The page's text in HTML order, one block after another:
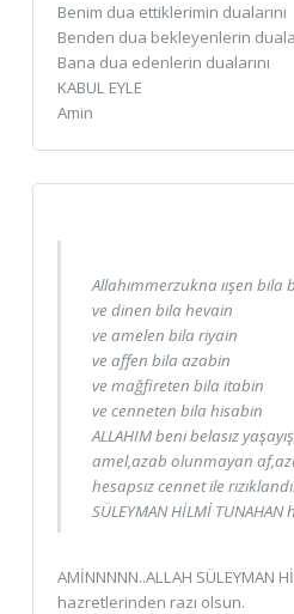
Benim dua ettiklerimin dualarını
Benden dua bekleyenlerin
Bana dua edenlerin dualarını
KABUL EYLE
Amin
Allahımmerzukna ıışen bila
ve dinen bila hevain
ve amelen bila riyain
ve affen bila azabin
ve mağfireten bila itabin
ve cenneten bila hisabin
ALLAHIM beni belasız
amel,azab olunmayan
hesapsız cennet ile
SÜLEYMAN HİLMİ
AMİNNNNN..ALLAH SÜLEYMAN
hazretlerinden razı olsun.